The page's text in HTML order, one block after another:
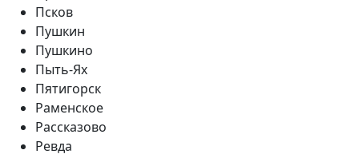
Псков
Пушкин
Пушкино
Пыть-Ях
Пятигорск
Раменское
Рассказово
Ревда